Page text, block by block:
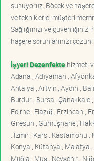
sunuyoruz. Böcek ve
ve tekniklerle, müşteri
Sağlığınızı ve
haşere sorunlarınızı çözün!
İşyeri Dezenfektehizmeti
Adana , Adıyaman ,
Antalya , Artvin , Aydın ,
Burdur , Bursa , Çanakkale ,
Edirne , Elazığ , Erzincan ,
Giresun , Gümüşhane ,
, İzmir , Kars , Kastamonu ,
Konya , Kütahya , Malatya
Muğla , Muş , Nevşehir ,